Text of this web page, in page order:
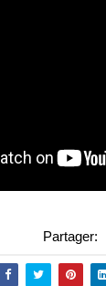
Partager: